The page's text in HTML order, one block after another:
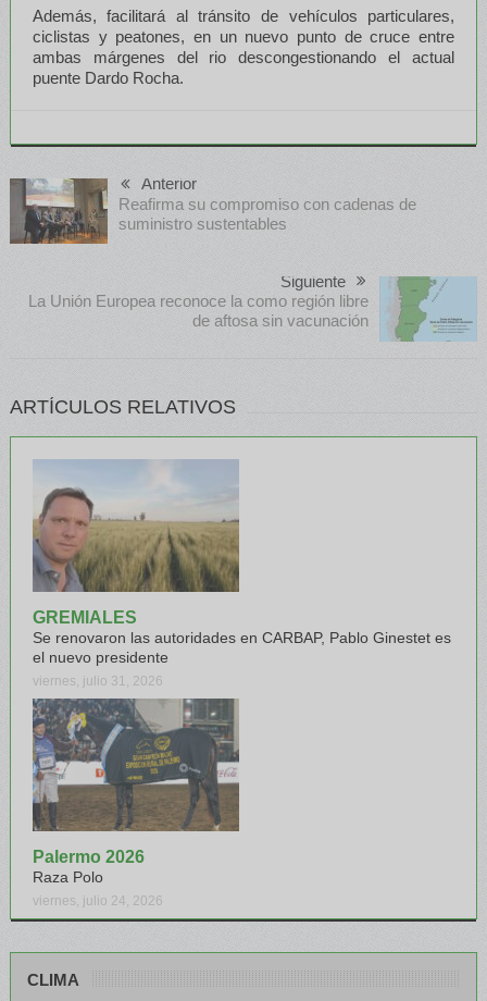
Además, facilitará al tránsito de vehículos particulares,
ciclistas y peatones, en un nuevo punto de cruce entre
ambas márgenes del rio descongestionando el actual
puente Dardo Rocha.
Anterior
Reafirma su compromiso con cadenas de
suministro sustentables
Siguiente
La Unión Europea reconoce la como región libre
de aftosa sin vacunación
ARTÍCULOS RELATIVOS
GREMIALES
Se renovaron las autoridades en CARBAP, Pablo Ginestet es
el nuevo presidente
viernes, julio 31, 2026
Palermo 2026
Raza Polo
viernes, julio 24, 2026
CLIMA